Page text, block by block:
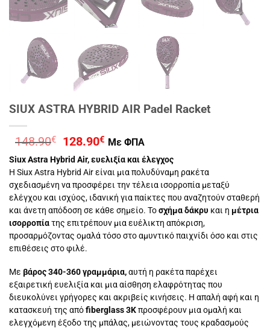
SIUX ASTRA HYBRID AIR Padel Racket
148.90€
Original
price
was:
148.90€.
128.90€ Η
τρέχουσα
τιμή
είναι:
128.90€.
Με ΦΠΑ
Siux Astra Hybrid Air, ευελιξία και έλεγχος
Η Siux Astra Hybrid Air είναι μια πολυδύναμη ρακέτα
σχεδιασμένη να προσφέρει την τέλεια ισορροπία μεταξύ
ελέγχου και ισχύος, ιδανική για παίκτες που αναζητούν σταθερή
και άνετη απόδοση σε κάθε σημείο. Τοσχήμα δάκρυ και η μέτρια
ισορροπίατης επιτρέπουν μια ευέλικτη απόκριση,
προσαρμόζοντας ομαλά τόσο στο αμυντικό παιχνίδι όσο και στις
επιθέσεις στο φιλέ.
Με βάρος 340-360 γραμμάρια,αυτή η ρακέτα παρέχει
εξαιρετική ευελιξία και μια αίσθηση ελαφρότητας που
διευκολύνει γρήγορες και ακριβείς κινήσεις. Η απαλή αφή και η
κατασκευή της απόfiberglass 3Kπροσφέρουν μια ομαλή και
ελεγχόμενη έξοδο της μπάλας, μειώνοντας τους κραδασμούς